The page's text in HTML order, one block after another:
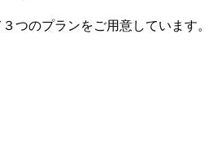
つのプランをご用意しています。